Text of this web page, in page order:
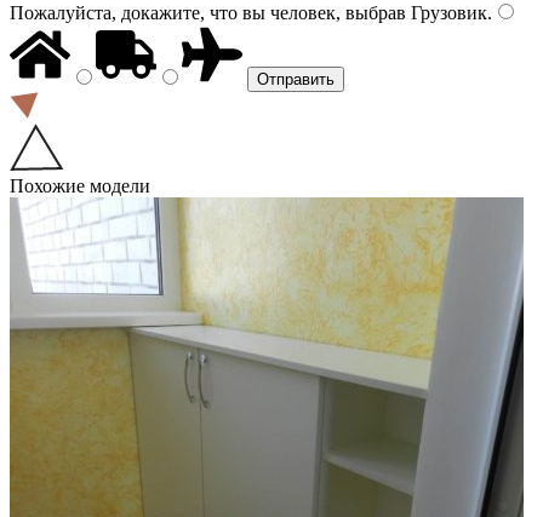
Пожалуйста, докажите, что вы человек, выбрав Грузовик.
Похожие модели